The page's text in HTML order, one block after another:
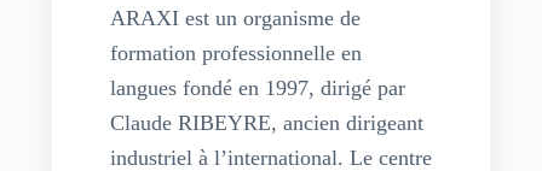
ARAXI est un organisme de
formation professionnelle en
langues fondé en 1997, dirigé par
Claude RIBEYRE, ancien dirigeant
industriel à l’international. Le centre